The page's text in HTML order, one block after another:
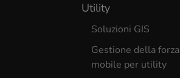
Utility
Soluzioni GIS
Gestione della
mobile per utility